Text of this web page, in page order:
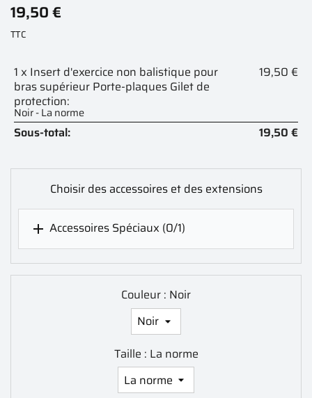
19,50 €
TTC
1 x Insert d'exercice non balistique pour
bras supérieur Porte-plaques Gilet de
protection:
Noir - La norme
19,50 €
Sous-total: 19,50 €
Choisir des accessoires et des extensions
 Accessoires Spéciaux (0/1)
Couleur : Noir
Taille : La norme